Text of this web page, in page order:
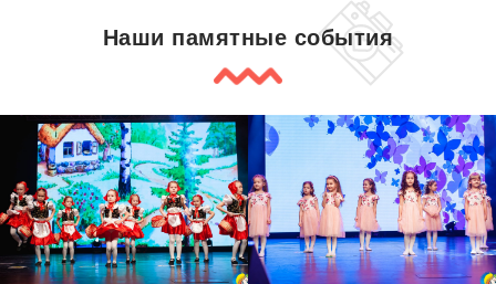
Наши памятные события